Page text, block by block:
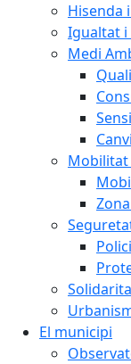
Hisenda
Igualtat i
Medi
Mobilitat
El municipi